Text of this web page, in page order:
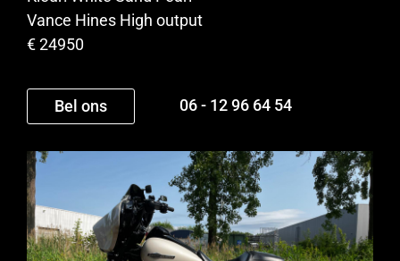
Vance Hines High output
€ 24950
Bel ons 06 - 12 96 64 54